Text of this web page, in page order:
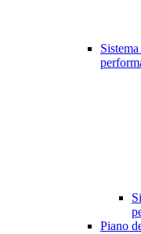
Piano